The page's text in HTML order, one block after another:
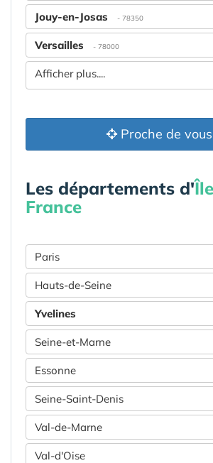
Jouy-en-Josas - 78350
Versailles - 78000
Afficher plus....
Proche de vous
Les départements d'
France
Paris
Hauts-de-Seine
Yvelines
Seine-et-Marne
Essonne
Seine-Saint-Denis
Val-de-Marne
Val-d'Oise